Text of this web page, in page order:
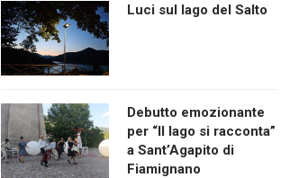
Luci sul lago del Salto
Debutto emozionante
per “Il lago si racconta”
a Sant’Agapito di
Fiamignano